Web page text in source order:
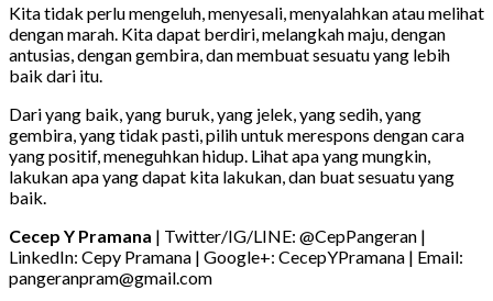
Kita tidak perlu mengeluh, menyesali, menyalahkan atau melihat
dengan marah. Kita dapat berdiri, melangkah maju, dengan
antusias, dengan gembira, dan membuat sesuatu yang lebih
baik dari itu.
Dari yang baik, yang buruk, yang jelek, yang sedih, yang
gembira, yang tidak pasti, pilih untuk merespons dengan cara
yang positif, meneguhkan hidup. Lihat apa yang mungkin,
lakukan apa yang dapat kita lakukan, dan buat sesuatu yang
baik.
Cecep Y Pramana | Twitter/IG/LINE: @CepPangeran |
LinkedIn: Cepy Pramana | Google+: CecepYPramana | Email:
pangeranpram@gmail.com